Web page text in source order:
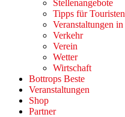
Stellenangebote
Tipps für Touristen
Veranstaltungen
Verkehr
Verein
Wetter
Wirtschaft
Bottrops Beste
Veranstaltungen
Shop
Partner